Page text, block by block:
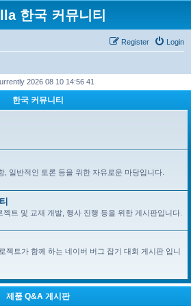
한국 커뮤니티
Login
Register
2026 08 10 14:56 41
한국 커뮤니티
, 일반적인 토론 등을 위한 자유로운 마당입니다.
젝트 및 교재 개발, 행사 진행 등을 위한 게시판입니다.
젝트가 함께 하는 네이버 버그 잡기 대회 게시판 입니
제품 Q&A 게시판